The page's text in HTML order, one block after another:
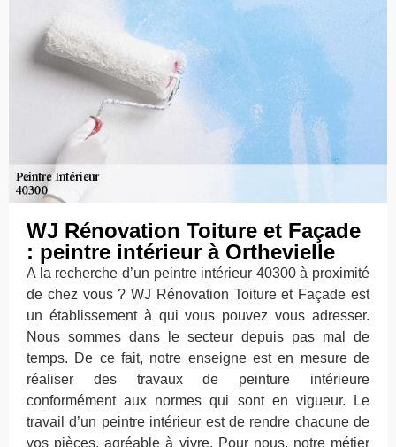
WJ Rénovation Toiture et Façade
: peintre intérieur à Orthevielle
A la recherche d’un peintre intérieur 40300 à proximité
de chez vous ? WJ Rénovation Toiture et Façade est
un établissement à qui vous pouvez vous adresser.
Nous sommes dans le secteur depuis pas mal de
temps. De ce fait, notre enseigne est en mesure de
réaliser des travaux de peinture intérieure
conformément aux normes qui sont en vigueur. Le
travail d’un peintre intérieur est de rendre chacune de
vos pièces, agréable à vivre. Pour nous, notre métier